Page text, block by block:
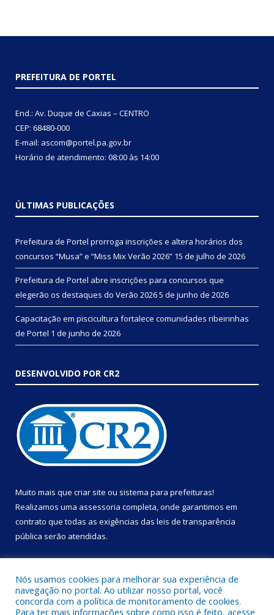
PREFEITURA DE PORTEL
End.: Av. Duque de Caxias – CENTRO
CEP: 68480-000
E-mail: ascom@portel.pa.gov.br
Horário de atendimento: 08:00 às 14:00
ÚLTIMAS PUBLICAÇÕES
Prefeitura de Portel prorroga inscrições e altera horários dos
concursos “Musa” e “Miss Mix Verão 2026” 15 de julho de 2026
Prefeitura de Portel abre inscrições para concursos que
elegerão os destaques do Verão 20265 de junho de 2026
Capacitação em piscicultura fortalece comunidades ribeirinhas
de Portel 1 de junho de 2026
DESENVOLVIDO POR CR2
Muito mais que criar site ou sistema para prefeituras!
Realizamos uma assessoria completa, onde garantimos em
contrato que todas as exigências das leis de transparência
pública serão atendidas.
Nós usamos cookies para melhorar sua experiência de
navegação no portal. Ao utilizar nosso portal, você
concorda com a política de monitoramento de cookies.
Para ter mais informações sobre como isso é feito, acesse